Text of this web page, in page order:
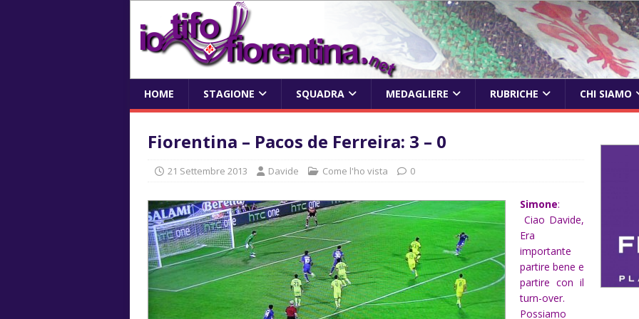
HOME STAGIONE SQUADRA MEDAGLIERE RUBRICHE CHI SIAMO
Fiorentina – Pacos de Ferreira: 3 – 0
21 Settembre 2013 Davide Come l'ho vista 0
Simone:
Ciao Davide,
Era
importante
partire bene e
partire con il
turn-over.
Possiamo